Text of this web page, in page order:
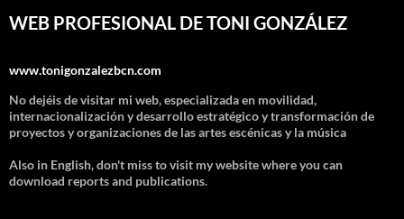
WEB PROFESIONAL DE TONI GONZÁLEZ
www.tonigonzalezbcn.com
No dejéis de visitar mi web, especializada en movilidad,
internacionalización y desarrollo estratégico y transformación de
proyectos y organizaciones de las artes escénicas y la música
Also in English, don't miss to visit my website where you can
download reports and publications.